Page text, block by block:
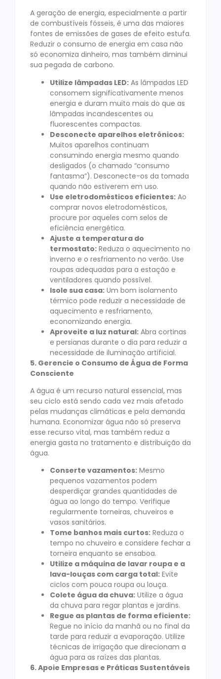
A geração de energia, especialmente a partir
de combustíveis fósseis, é uma das maiores
fontes de emissões de gases de efeito estufa.
Reduzir o consumo de energia em casa não
só economiza dinheiro, mas também diminui
sua pegada de carbono.
Utilize lâmpadas LED: As lâmpadas LED
consomem significativamente menos
energia e duram muito mais do que as
lâmpadas incandescentes ou
fluorescentes compactas.
Desconecte aparelhos eletrônicos:
Muitos aparelhos continuam
consumindo energia mesmo quando
desligados (o chamado “consumo
fantasma”). Desconecte-os da tomada
quando não estiverem em uso.
Use eletrodomésticos eficientes: Ao
comprar novos eletrodomésticos,
procure por aqueles com selos de
eficiência energética.
Ajuste a temperatura do
termostato: Reduza o aquecimento no
inverno e o resfriamento no verão. Use
roupas adequadas para a estação e
ventiladores quando possível.
Isole sua casa: Um bom isolamento
térmico pode reduzir a necessidade de
aquecimento e resfriamento,
economizando energia.
Aproveite a luz natural: Abra cortinas
e persianas durante o dia para reduzir a
necessidade de iluminação artificial.
5. Gerencie o Consumo de Água de Forma
Consciente
A água é um recurso natural essencial, mas
seu ciclo está sendo cada vez mais afetado
pelas mudanças climáticas e pela demanda
humana. Economizar água não só preserva
esse recurso vital, mas também reduz a
energia gasta no tratamento e distribuição da
água.
Conserte vazamentos: Mesmo
pequenos vazamentos podem
desperdiçar grandes quantidades de
água ao longo do tempo. Verifique
regularmente torneiras, chuveiros e
vasos sanitários.
Tome banhos mais curtos: Reduza o
tempo no chuveiro e considere fechar a
torneira enquanto se ensaboa.
Utilize a máquina de lavar roupa e a
lava-louças com carga total: Evite
ciclos com pouca roupa ou louça.
Colete água da chuva: Utilize a água
da chuva para regar plantas e jardins.
Regue as plantas de forma eficiente:
Regue no início da manhã ou no final da
tarde para reduzir a evaporação. Utilize
técnicas de irrigação que direcionam a
água para as raízes das plantas.
6. Apoie Empresas e Práticas Sustentáveis